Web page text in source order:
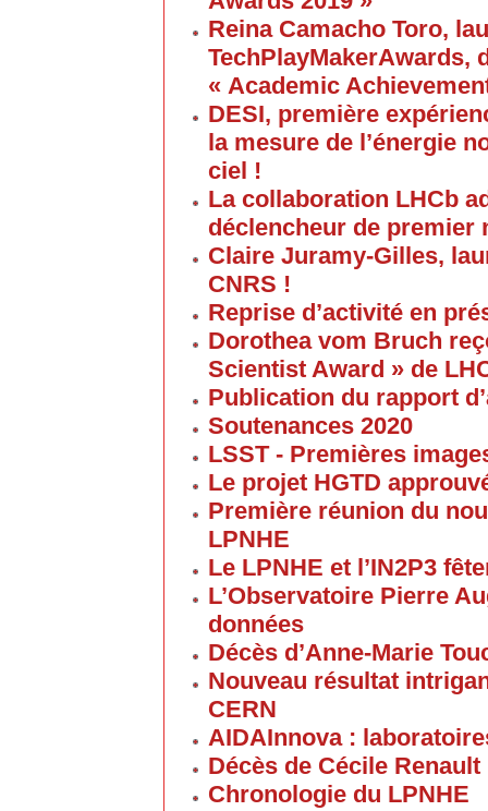
Reina Camacho Toro,
TechPlayMakerAwards,
« Academic
DESI, première
la mesure de l’énergie
ciel !
La collaboration LHCb
déclencheur de premier
Claire Juramy-Gilles,
CNRS !
Reprise d’activité en
Dorothea vom Bruch
Scientist Award » de
Publication du rapport
Soutenances 2020
LSST - Premières
Le projet HGTD
Première réunion du
LPNHE
Le LPNHE et l’IN2P3
L’Observatoire Pierre
données
Décès d’Anne-Marie
Nouveau résultat
CERN
AIDAInnova :
Décès de Cécile Renault
Chronologie du LPNHE